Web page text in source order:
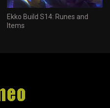
Ekko Build S14: Runes and
Items